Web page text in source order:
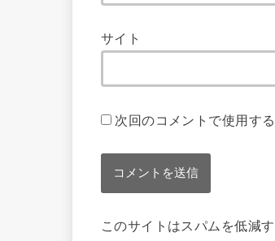
サイト
次回のコメントで使用す
このサイトはスパムを低減